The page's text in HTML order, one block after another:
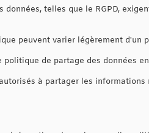
telles que le RGPD,
peuvent varier légèrement d'un
de partage des données
à partager les